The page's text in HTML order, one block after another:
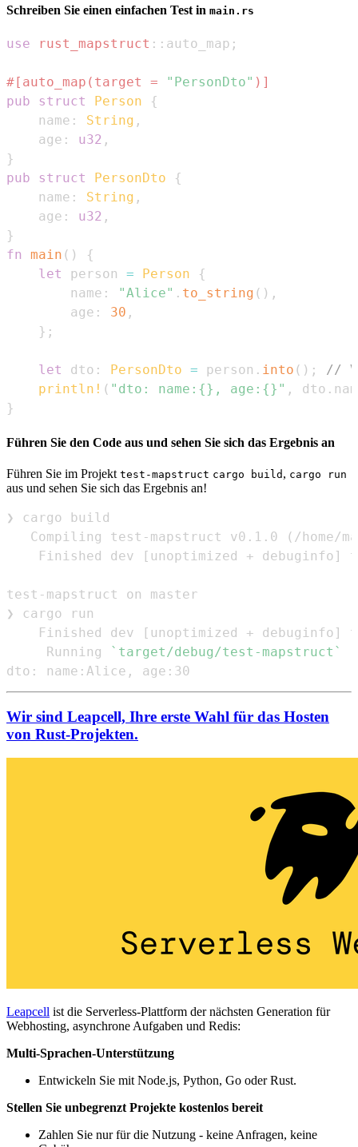
Schreiben Sie einen einfachen Test in main.rs
use rust_mapstruct :: auto_map ;
#[auto_map(target = "PersonDto" )]
pub
struct Person
{
    name
: String ,
    age
: u32 ,
}
pub
struct PersonDto
{
    name
: String ,
    age
: u32 ,
}
fn
main ( )
{
let
person = Person
{
        name
: "Alice" . to_string ( ) ,
        age
: 30 ,
} ;
let dto : PersonDto = person . into ( ) ;
//
println! ( "dto: name:{}, age:{}" , dto .
}
Führen Sie den Code aus und sehen Sie sich das Ergebnis an
Führen Sie im Projekt test-mapstruct cargo build , cargo run
aus und sehen Sie sich das Ergebnis an!
   Compiling test-mapstruct v0.1.0
( /home/
    Finished dev
[ unoptimized + debuginfo ]
    Finished dev
[ unoptimized + debuginfo ]
     Running
` target/debug/test-mapstruct `
dto: name:Alice, age:30
Wir sind Leapcell, Ihre erste Wahl für das Hosten
von Rust-Projekten.
Leapcell ist die Serverless-Plattform der nächsten Generation für
Webhosting, asynchrone Aufgaben und Redis:
Multi-Sprachen-Unterstützung
Entwickeln Sie mit Node.js, Python, Go oder Rust.
Stellen Sie unbegrenzt Projekte kostenlos bereit
Zahlen Sie nur für die Nutzung - keine Anfragen, keine